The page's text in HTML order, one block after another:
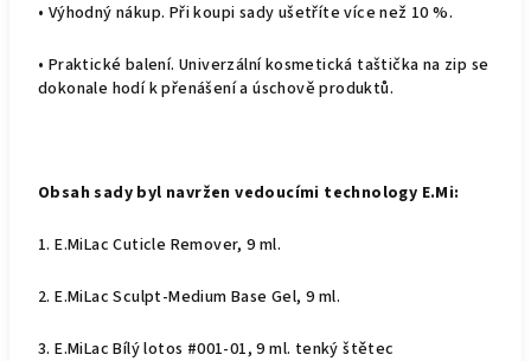
• Výhodný nákup. Při koupi sady ušetříte více než 10 %.
• Praktické balení. Univerzální kosmetická taštička na zip se
dokonale hodí k přenášení a úschově produktů.
Obsah sady byl navržen vedoucími technology E.Mi:
1. E.MiLac Cuticle Remover, 9 ml.
2. E.MiLac Sculpt-Medium Base Gel, 9 ml.
3. E.MiLac Bílý lotos #001-01, 9 ml. tenký štětec